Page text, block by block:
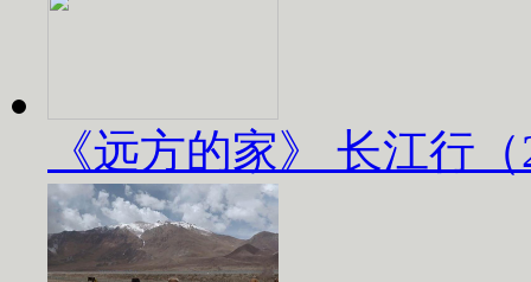
《远方的家》 长江行